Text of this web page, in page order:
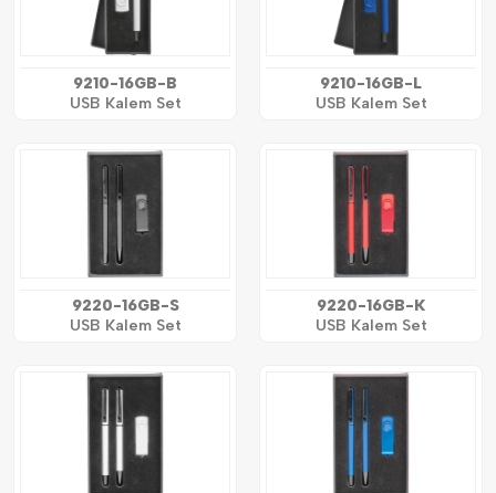
9210-16GB-B
USB Kalem Set
9210-16GB-L
USB Kalem Set
9220-16GB-S
USB Kalem Set
9220-16GB-K
USB Kalem Set